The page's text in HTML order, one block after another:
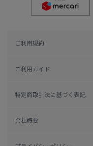
ご利用規約
ご利用ガイド
特定商取引法に基づく表記
会社概要